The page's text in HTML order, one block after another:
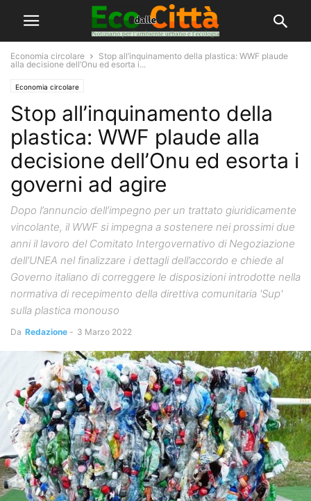
Economia circolare
Stop all’inquinamento della plastica: WWF plaude
alla decisione dell’Onu ed esorta i...
Economia circolare
Stop all’inquinamento della
plastica: WWF plaude alla
decisione dell’Onu ed esorta i
governi ad agire
Dopo l’annuncio dell’impegno per un trattato giuridicamente
vincolante, il WWF si impegna a sostenere nei prossimi due
anni il lavoro del Comitato Intergovernativo di Negoziazione
dell'UNEA nel finalizzare i dettagli dell’accordo e chiede al
Governo italiano di correggere le disposizioni introdotte nella
normativa di recepimento della direttiva comunitaria 'Sup'
sulla plastica monouso
Da Redazione - 3 Marzo 2022